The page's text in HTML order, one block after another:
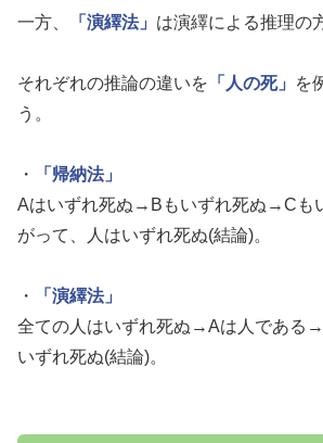
一方、 「演繹法」 は演繹による推理の
それぞれの推論の違いを 「人の死」
を
う。
・
「帰納法」
Aはいずれ死ぬ→Bもいずれ死ぬ→Cも
がって、人はいずれ死ぬ(結論)。
・
「演繹法」
全ての人はいずれ死ぬ→Aは人である
いずれ死ぬ(結論)。